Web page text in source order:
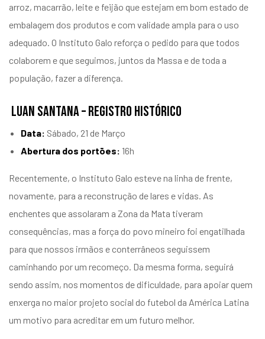
arroz, macarrão, leite e feijão que estejam em bom estado de
embalagem dos produtos e com validade ampla para o uso
adequado. O Instituto Galo reforça o pedido para que todos
colaborem e que seguimos, juntos da Massa e de toda a
população, fazer a diferença.
LUAN SANTANA – REGISTRO HISTÓRICO
Data: Sábado, 21 de Março
Abertura dos portões: 16h
Recentemente, o Instituto Galo esteve na linha de frente,
novamente, para a reconstrução de lares e vidas. As
enchentes que assolaram a Zona da Mata tiveram
consequências, mas a força do povo mineiro foi engatilhada
para que nossos irmãos e conterrâneos seguissem
caminhando por um recomeço. Da mesma forma, seguirá
sendo assim, nos momentos de dificuldade, para apoiar quem
enxerga no maior projeto social do futebol da América Latina
um motivo para acreditar em um futuro melhor.